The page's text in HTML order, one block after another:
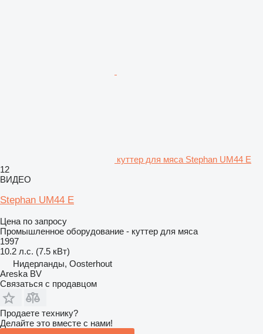
куттер для мяса Stephan UM44 E
12
ВИДЕО
Stephan UM44 E
Цена по запросу
Промышленное оборудование - куттер для мяса
1997
10.2 л.с. (7.5 кВт)
Нидерланды, Oosterhout
Areska BV
Связаться с продавцом
Продаете технику?
Делайте это вместе с нами!